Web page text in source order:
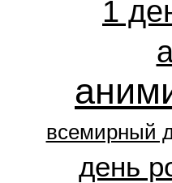
1
всемирный
день